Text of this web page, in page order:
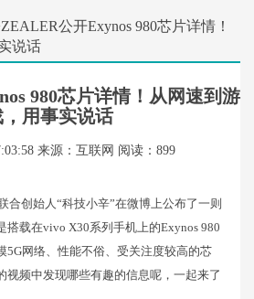
公开Exynos 980芯片详情！
说话
980芯片详情！从网速到游
，用事实说话
来源：互联网 阅读：899
合创始人“科技小辛”在微博上公布了一则
搭载在vivo X30系列手机上的Exynos 980
5G网络、性能不俗、受关注度较高的芯
视频中发现哪些有趣的信息呢，一起来了